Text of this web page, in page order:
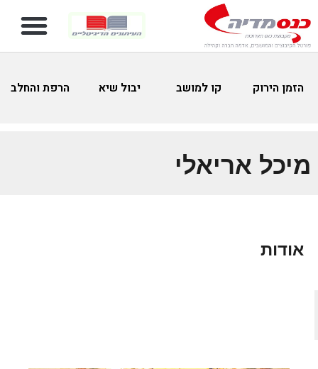
הזמן הירוק קו למושב יבול שיא הרפת והחלב
מיכל אריאלי
אודות